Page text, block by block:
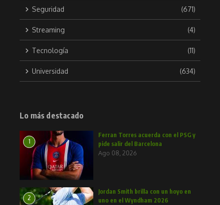
Seguridad (671)
Streaming (4)
Tecnología (11)
Universidad (634)
Lo más destacado
1
Ferran Torres acuerda con el PSG y
pide salir del Barcelona
Ago 08, 2026
2
Jordan Smith brilla con un hoyo en
uno en el Wyndham 2026